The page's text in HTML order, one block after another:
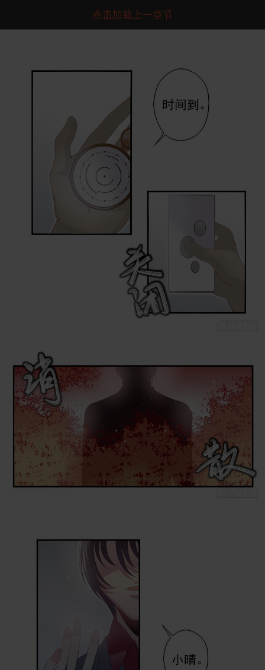
点击加载上一章节